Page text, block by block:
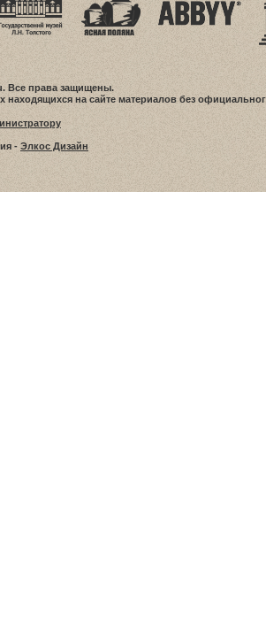
Все права защищены.
на сайте материалов без
- Элкос Дизайн